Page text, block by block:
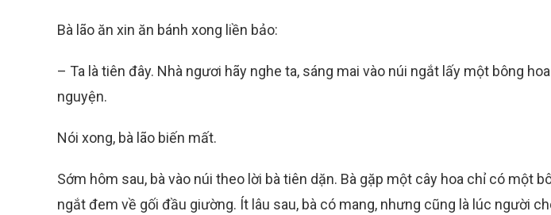
Bà lão ăn xin ăn bánh xong liền bảo:
– Ta là tiên đây. Nhà ngươi hãy nghe ta, sáng mai vào núi ngắt lấy một bông
nguyện.
Nói xong, bà lão biến mất.
Sớm hôm sau, bà vào núi theo lời bà tiên dặn. Bà gặp một cây hoa chỉ có một
ngắt đem về gối đầu giường. Ít lâu sau, bà có mang, nhưng cũng là lúc người